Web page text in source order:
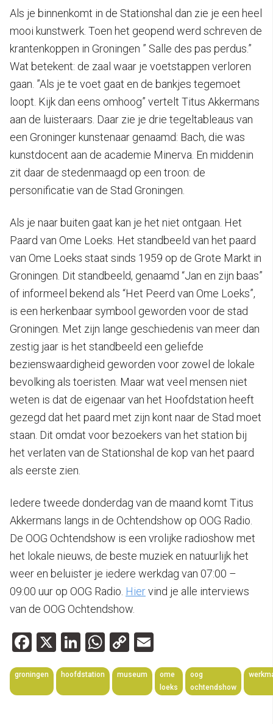
Als je binnenkomt in de Stationshal dan zie je een heel
mooi kunstwerk. Toen het geopend werd schreven de
krantenkoppen in Groningen ” Salle des pas perdus.”
Wat betekent: de zaal waar je voetstappen verloren
gaan. ”Als je te voet gaat en de bankjes tegemoet
loopt. Kijk dan eens omhoog” vertelt Titus Akkermans
aan de luisteraars. Daar zie je drie tegeltableaus van
een Groninger kunstenaar genaamd: Bach, die was
kunstdocent aan de academie Minerva. En middenin
zit daar de stedenmaagd op een troon: de
personificatie van de Stad Groningen.
Als je naar buiten gaat kan je het niet ontgaan. Het
Paard van Ome Loeks. Het standbeeld van het paard
van Ome Loeks staat sinds 1959 op de Grote Markt in
Groningen. Dit standbeeld, genaamd “Jan en zijn baas”
of informeel bekend als “Het Peerd van Ome Loeks”,
is een herkenbaar symbool geworden voor de stad
Groningen. Met zijn lange geschiedenis van meer dan
zestig jaar is het standbeeld een geliefde
bezienswaardigheid geworden voor zowel de lokale
bevolking als toeristen. Maar wat veel mensen niet
weten is dat de eigenaar van het Hoofdstation heeft
gezegd dat het paard met zijn kont naar de Stad moet
staan. Dit omdat voor bezoekers van het station bij
het verlaten van de Stationshal de kop van het paard
als eerste zien.
Iedere tweede donderdag van de maand komt Titus
Akkermans langs in de Ochtendshow op OOG Radio.
De OOG Ochtendshow is een vrolijke radioshow met
het lokale nieuws, de beste muziek en natuurlijk het
weer en beluister je iedere werkdag van 07:00 –
09:00 uur op OOG Radio. Hiervind je alle interviews
van de OOG Ochtendshow.
Facebook
X LinkedIn
WhatsApp
Copy
Link
groningen hoofdstation museum
ome
loeks
oog
ochtendshow